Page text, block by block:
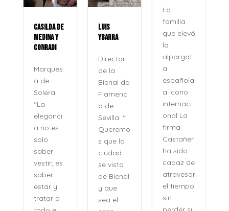
CASILDA DE
MEDINA Y
CONRADI
Marques
a de
Solera:
“La
eleganci
a no es
solo
saber
vestir; es
saber
estar y
tratar a
LUIS
YBARRA
Director
de la
Bienal de
Flamenc
o de
Sevilla: “
Queremo
s que la
ciudad
se vista
de Bienal
y que
sea el
La
familia
que elevó
la
alpargat
a
española
a icono
internaci
onal La
firma
Castañer
ha sido
capaz de
atravesar
el tiempo
sin